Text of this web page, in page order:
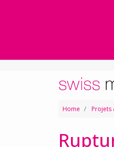
Home Projets